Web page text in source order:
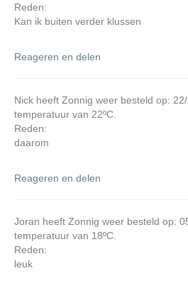
Reden:
Kan ik buiten verder klussen
Reageren en delen
Nick heeft Zonnig weer besteld op:
temperatuur van 22ºC.
Reden:
daarom
Reageren en delen
Joran heeft Zonnig weer besteld op:
temperatuur van 18ºC.
Reden:
leuk